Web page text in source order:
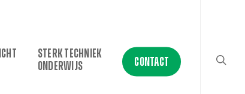
STERK TECHNIEK
ONDERWIJS
CONTACT